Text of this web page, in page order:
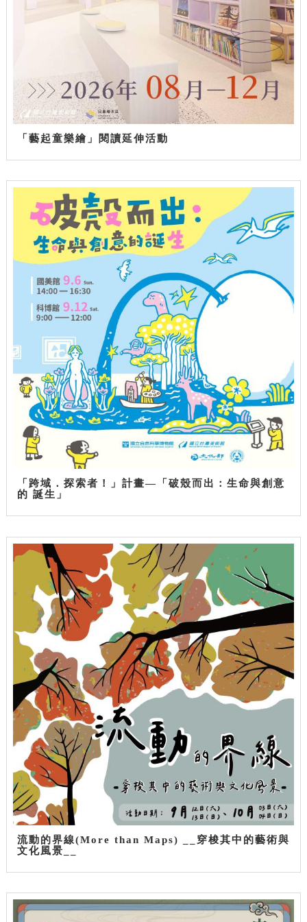
「藝起童樂繪」閱讀延伸活動
「跨域．探索者！」計畫—「破殼而出：生命與創意
的 誕生」
流動的界線(More than Maps) __穿梭其中的藝術與
文化風景__